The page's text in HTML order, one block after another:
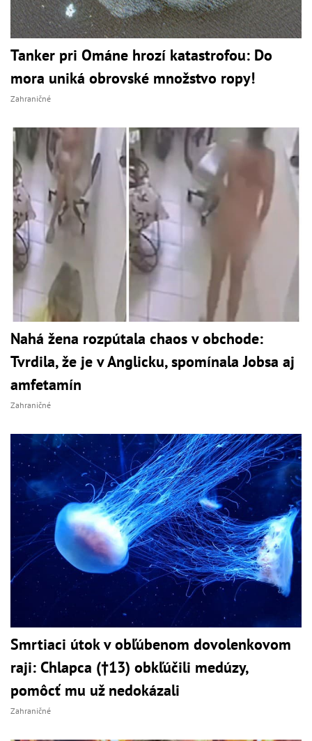
Tanker pri Ománe hrozí katastrofou: Do
mora uniká obrovské množstvo ropy!
Zahraničné
Nahá žena rozpútala chaos v obchode:
Tvrdila, že je v Anglicku, spomínala Jobsa aj
amfetamín
Zahraničné
Smrtiaci útok v obľúbenom dovolenkovom
raji: Chlapca (†13) obkľúčili medúzy,
pomôcť mu už nedokázali
Zahraničné